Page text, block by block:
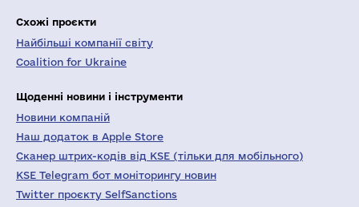
Схожі проєкти
Найбільші компанії світу
Coalition for Ukraine
Щоденні новини і інструменти
Новини компаній
Наш додаток в Apple Store
Сканер штрих-кодів від KSE (тільки для мобільного)
KSE Telegram бот моніторингу новин
Twitter проєкту SelfSanctions